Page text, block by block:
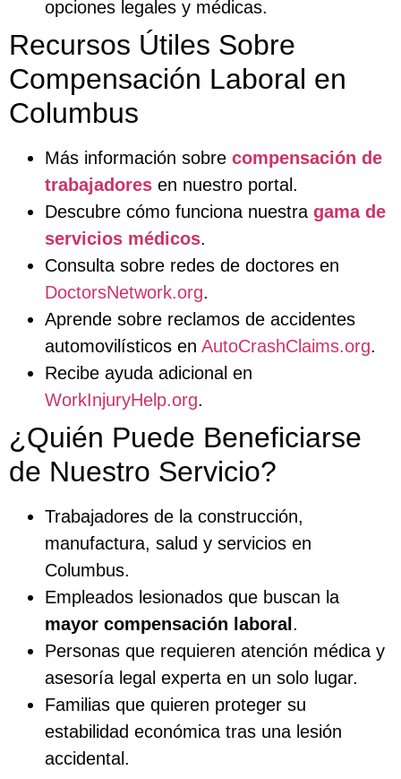
opciones legales y médicas.
Recursos Útiles Sobre
Compensación Laboral en
Columbus
Más información sobre compensación de
trabajadores en nuestro portal.
Descubre cómo funciona nuestra gama de
servicios médicos.
Consulta sobre redes de doctores en
DoctorsNetwork.org.
Aprende sobre reclamos de accidentes
automovilísticos en AutoCrashClaims.org.
Recibe ayuda adicional en
WorkInjuryHelp.org.
¿Quién Puede Beneficiarse
de Nuestro Servicio?
Trabajadores de la construcción,
manufactura, salud y servicios en
Columbus.
Empleados lesionados que buscan la
mayor compensación laboral .
Personas que requieren atención médica y
asesoría legal experta en un solo lugar.
Familias que quieren proteger su
estabilidad económica tras una lesión
accidental.